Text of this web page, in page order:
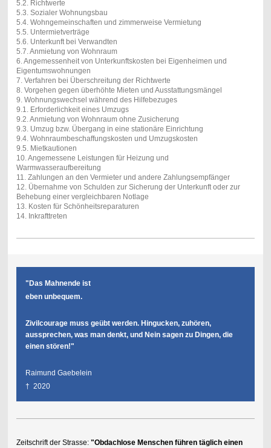
5.2. Richtwerte
5.3. Sozialer Wohnungsbau
5.4. Wohngemeinschaften und zimmerweise Vermietung
5.5. Untermietverträge
5.6. Unterkunft bei Verwandten
5.7. Anmietung von Wohnraum
6. Angemessenheit von Unterkunftskosten bei Eigenheimen und
Eigentumswohnungen
7. Verfahren bei Überschreitung der Richtwerte
8. Vorgehen gegen überhöhte Mieten und Ausstattungsmängel
9. Wohnungswechsel während des Hilfebezuges
9.1. Erforderlichkeit eines Umzugs
9.2. Anmietung von Wohnraum ohne Zusicherung
9.3. Umzug bzw. Übergang in eine stationäre Einrichtung
9.4. Wohnraumbeschaffungskosten und Umzugskosten
9.5. Mietkautionen
10. Angemessene Leistungen für Heizung und
Warmwasseraufbereitung
11. Zahlungen an den Vermieter und andere Zahlungsempfänger
12. Übernahme von Schulden zur Sicherung der Unterkunft oder zur
Behebung einer vergleichbaren Notlage
13. Kosten für Schönheitsreparaturen
14. Inkrafttreten
"Das Mahnende ist
eben unbequem.
Zivilcourage muss geübt werden. Hingucken, zuhören,
aussprechen, was man denkt, und Nein sagen zu Dingen, die
einen stören!"
Raimund Gaebelein
† 2020
Zeitschrift der Strasse: "Obdachlose Menschen führen täglich einen